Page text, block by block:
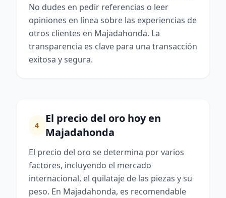
No dudes en pedir referencias o leer
opiniones en línea sobre las experiencias de
otros clientes en Majadahonda. La
transparencia es clave para una transacción
exitosa y segura.
4
El precio del oro hoy en
Majadahonda
El precio del oro se determina por varios
factores, incluyendo el mercado
internacional, el quilataje de las piezas y su
peso. En Majadahonda, es recomendable